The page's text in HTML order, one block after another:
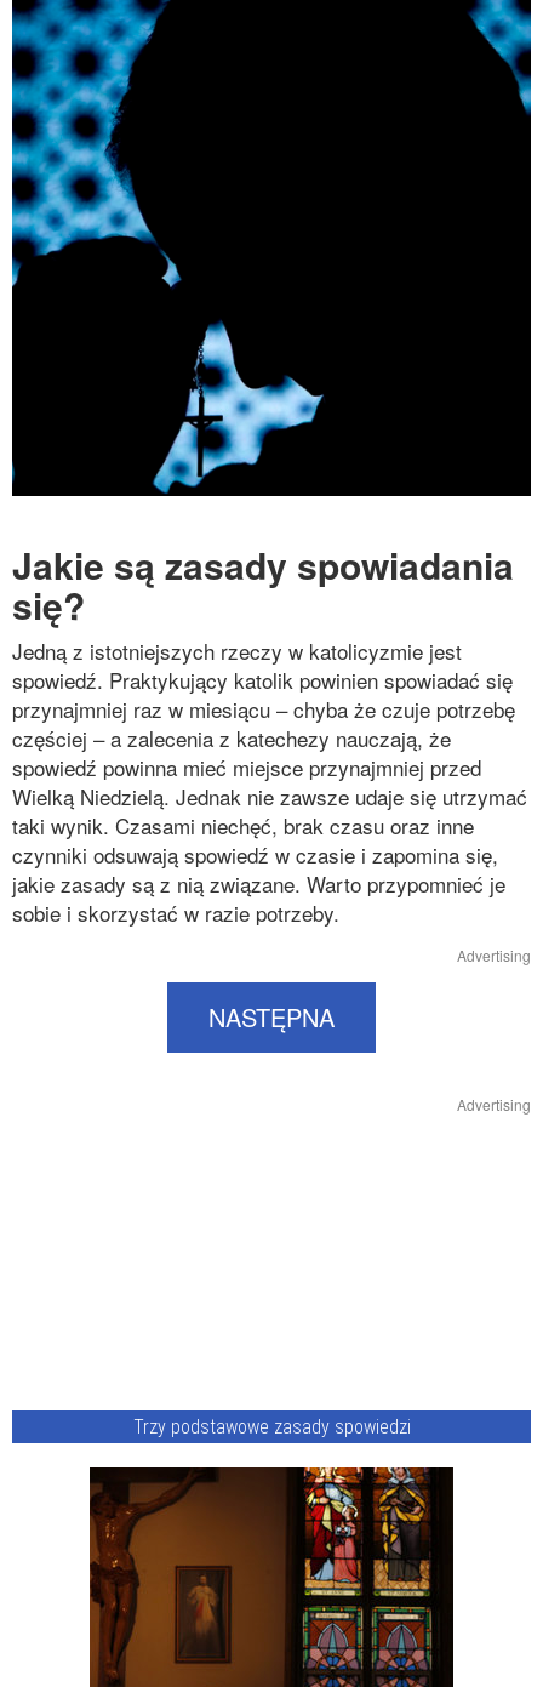
Jakie są zasady spowiadania
się?
Jedną z istotniejszych rzeczy w katolicyzmie jest
spowiedź. Praktykujący katolik powinien spowiadać się
przynajmniej raz w miesiącu – chyba że czuje potrzebę
częściej – a zalecenia z katechezy nauczają, że
spowiedź powinna mieć miejsce przynajmniej przed
Wielką Niedzielą. Jednak nie zawsze udaje się utrzymać
taki wynik. Czasami niechęć, brak czasu oraz inne
czynniki odsuwają spowiedź w czasie i zapomina się,
jakie zasady są z nią związane. Warto przypomnieć je
sobie i skorzystać w razie potrzeby.
Advertising
NASTĘPNA
Advertising
Trzy podstawowe zasady spowiedzi